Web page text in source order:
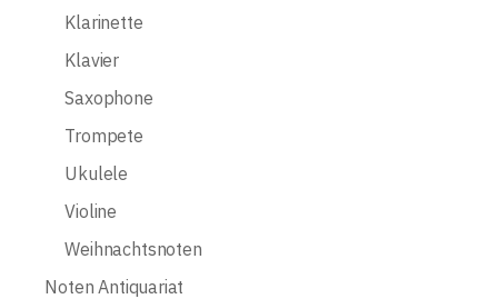
Klarinette
Klavier
Saxophone
Trompete
Ukulele
Violine
Weihnachtsnoten
Noten Antiquariat